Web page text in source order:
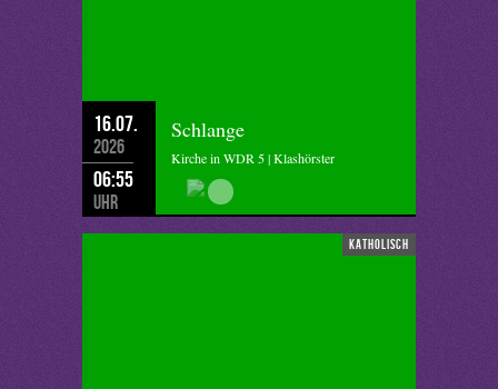
16.07.
2026
06:55
Uhr
Schlange
Kirche in WDR 5 | Klashörster
katholisch